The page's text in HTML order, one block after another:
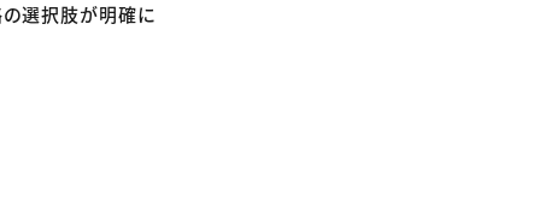
の選択肢が明確に